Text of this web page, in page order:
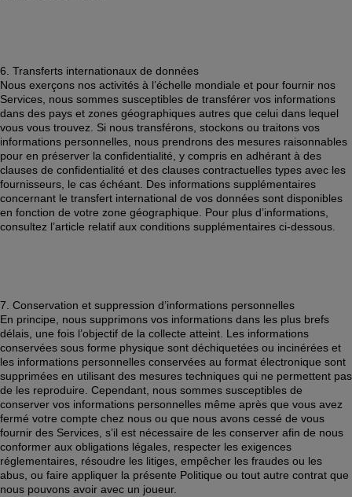
6. Transferts internationaux de données
Nous exerçons nos activités à l’échelle mondiale et pour fournir nos
Services, nous sommes susceptibles de transférer vos informations
dans des pays et zones géographiques autres que celui dans lequel
vous vous trouvez. Si nous transférons, stockons ou traitons vos
informations personnelles, nous prendrons des mesures raisonnables
pour en préserver la confidentialité, y compris en adhérant à des
clauses de confidentialité et des clauses contractuelles types avec les
fournisseurs, le cas échéant. Des informations supplémentaires
concernant le transfert international de vos données sont disponibles
en fonction de votre zone géographique. Pour plus d’informations,
consultez l’article relatif aux conditions supplémentaires ci-dessous.
7. Conservation et suppression d’informations personnelles
En principe, nous supprimons vos informations dans les plus brefs
délais, une fois l’objectif de la collecte atteint. Les informations
conservées sous forme physique sont déchiquetées ou incinérées et
les informations personnelles conservées au format électronique sont
supprimées en utilisant des mesures techniques qui ne permettent pas
de les reproduire. Cependant, nous sommes susceptibles de
conserver vos informations personnelles même après que vous avez
fermé votre compte chez nous ou que nous avons cessé de vous
fournir des Services, s’il est nécessaire de les conserver afin de nous
conformer aux obligations légales, respecter les exigences
réglementaires, résoudre les litiges, empêcher les fraudes ou les
abus, ou faire appliquer la présente Politique ou tout autre contrat que
nous pouvons avoir avec un joueur.